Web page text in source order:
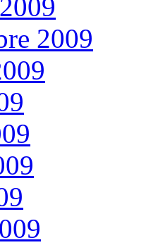
2009